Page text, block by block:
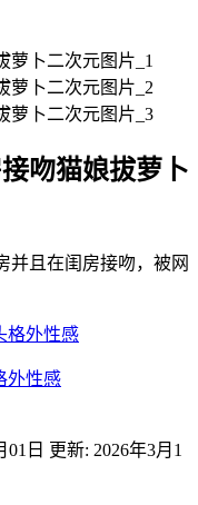
吻猫娘拔萝卜
并且在闺房接吻，被网
外性感
01日 更新: 2026年3月1